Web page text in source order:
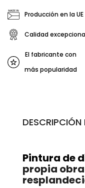
Producción en la UE
Calidad
El fabricante con
más popularidad
Pintura de
propia